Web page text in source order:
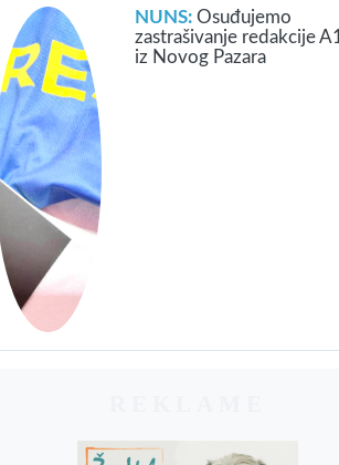
NUNS: Osuđujemo
zastrašivanje redakcije
iz Novog Pazara